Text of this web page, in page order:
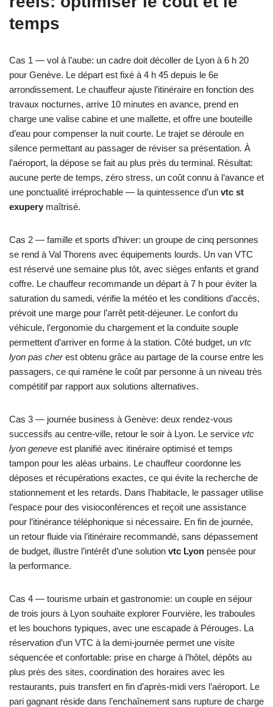
temps
Cas 1 — vol à l’aube: un cadre doit décoller de Lyon à 6 h 20
pour Genève. Le départ est fixé à 4 h 45 depuis le 6e
arrondissement. Le chauffeur ajuste l’itinéraire en fonction des
travaux nocturnes, arrive 10 minutes en avance, prend en
charge une valise cabine et une mallette, et offre une bouteille
d’eau pour compenser la nuit courte. Le trajet se déroule en
silence permettant au passager de réviser sa présentation. À
l’aéroport, la dépose se fait au plus près du terminal. Résultat:
aucune perte de temps, zéro stress, un coût connu à l’avance et
une ponctualité irréprochable — la quintessence d’un vtc st
exupery maîtrisé.
Cas 2 — famille et sports d’hiver: un groupe de cinq personnes
se rend à Val Thorens avec équipements lourds. Un van VTC
est réservé une semaine plus tôt, avec sièges enfants et grand
coffre. Le chauffeur recommande un départ à 7 h pour éviter la
saturation du samedi, vérifie la météo et les conditions d’accès,
prévoit une marge pour l’arrêt petit-déjeuner. Le confort du
véhicule, l’ergonomie du chargement et la conduite souple
permettent d’arriver en forme à la station. Côté budget, un vtc
lyon pas cherest obtenu grâce au partage de la course entre les
passagers, ce qui ramène le coût par personne à un niveau très
compétitif par rapport aux solutions alternatives.
Cas 3 — journée business à Genève: deux rendez-vous
successifs au centre-ville, retour le soir à Lyon. Le service vtc
lyon geneve est planifié avec itinéraire optimisé et temps
tampon pour les aléas urbains. Le chauffeur coordonne les
déposes et récupérations exactes, ce qui évite la recherche de
stationnement et les retards. Dans l’habitacle, le passager utilise
l’espace pour des visioconférences et reçoit une assistance
pour l’itinérance téléphonique si nécessaire. En fin de journée,
un retour fluide via l’itinéraire recommandé, sans dépassement
de budget, illustre l’intérêt d’une solution vtc Lyon pensée pour
la performance.
Cas 4 — tourisme urbain et gastronomie: un couple en séjour
de trois jours à Lyon souhaite explorer Fourvière, les traboules
et les bouchons typiques, avec une escapade à Pérouges. La
réservation d’un VTC à la demi-journée permet une visite
séquencée et confortable: prise en charge à l’hôtel, dépôts au
plus près des sites, coordination des horaires avec les
restaurants, puis transfert en fin d’après-midi vers l’aéroport. Le
pari gagnant réside dans l’enchaînement sans rupture de charge